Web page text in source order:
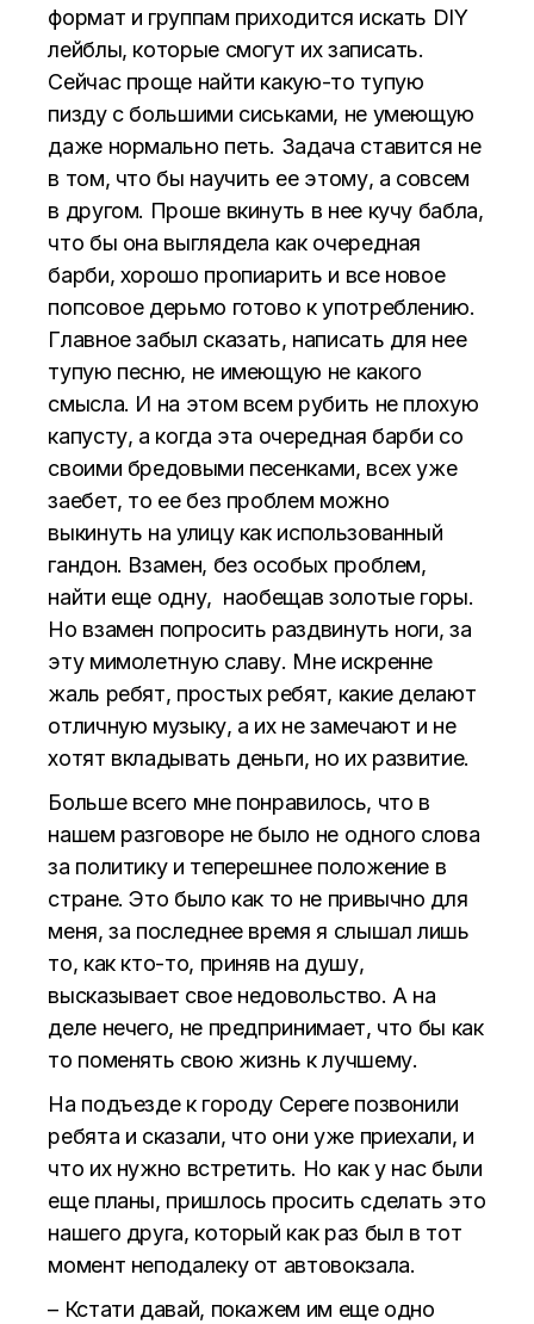
формат и группам приходится искать DIY
лейблы, которые смогут их записать.
Сейчас проще найти какую-то тупую
пизду с большими сиськами, не умеющую
даже нормально петь. Задача ставится не
в том, что бы научить ее этому, а совсем
в другом. Проше вкинуть в нее кучу бабла,
что бы она выглядела как очередная
барби, хорошо пропиарить и все новое
попсовое дерьмо готово к употреблению.
Главное забыл сказать, написать для нее
тупую песню, не имеющую не какого
смысла. И на этом всем рубить не плохую
капусту, а когда эта очередная барби со
своими бредовыми песенками, всех уже
заебет, то ее без проблем можно
выкинуть на улицу как использованный
гандон. Взамен, без особых проблем,
найти еще одну, наобещав золотые горы.
Но взамен попросить раздвинуть ноги, за
эту мимолетную славу. Мне искренне
жаль ребят, простых ребят, какие делают
отличную музыку, а их не замечают и не
хотят вкладывать деньги, но их развитие.
Больше всего мне понравилось, что в
нашем разговоре не было не одного слова
за политику и теперешнее положение в
стране. Это было как то не привычно для
меня, за последнее время я слышал лишь
то, как кто-то, приняв на душу,
высказывает свое недовольство. А на
деле нечего, не предпринимает, что бы как
то поменять свою жизнь к лучшему.
На подъезде к городу Сереге позвонили
ребята и сказали, что они уже приехали, и
что их нужно встретить. Но как у нас были
еще планы, пришлось просить сделать это
нашего друга, который как раз был в тот
момент неподалеку от автовокзала.
– Кстати давай, покажем им еще одно